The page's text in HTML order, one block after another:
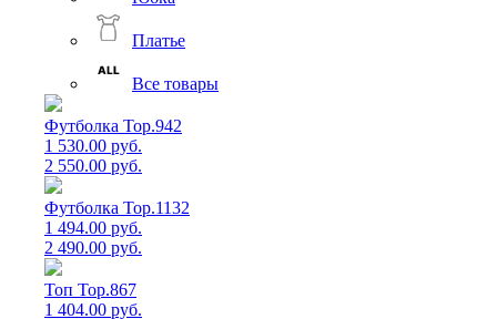
Платье
Все товары
Футболка Top.942
1 530.00 руб.
2 550.00 руб.
Футболка Top.1132
1 494.00 руб.
2 490.00 руб.
Топ Top.867
1 404.00 руб.